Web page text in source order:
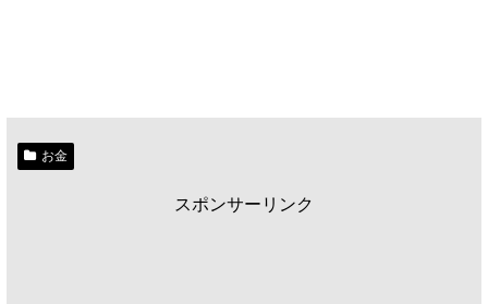
お金
スポンサーリンク